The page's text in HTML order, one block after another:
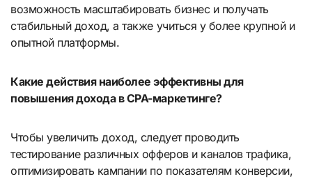
возможность масштабировать бизнес и получать
стабильный доход, а также учиться у более крупной и
опытной платформы.
Какие действия наиболее эффективны для
повышения дохода в CPA-маркетинге?
Чтобы увеличить доход, следует проводить
тестирование различных офферов и каналов трафика,
оптимизировать кампании по показателям конверсии,